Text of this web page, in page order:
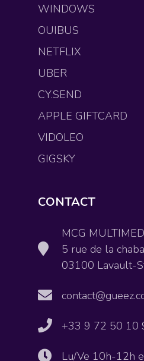
WINDOWS
OUIBUS
NETFLIX
UBER
CY.SEND
APPLE GIFTCARD
VIDOLEO
GIGSKY
CONTACT
MCG
5 rue de la
03100 Lavault-
+33 9 72 50 10
Lu/Ve 10h-12h